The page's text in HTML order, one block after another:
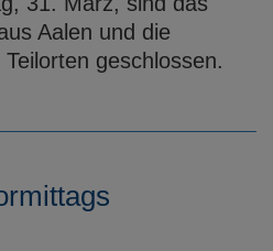
Aalen und die
geschlossen.